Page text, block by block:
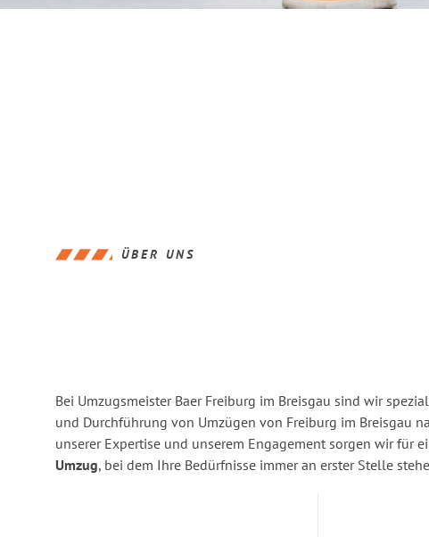
ÜBER UNS
Bei Umzugsmeister Baer Freiburg im Breisgau sind wir
und Durchführung von Umzügen von Freiburg im Breisgau
unserer Expertise und unserem Engagement sorgen wir für
Umzug, bei dem Ihre Bedürfnisse immer an erster Stelle